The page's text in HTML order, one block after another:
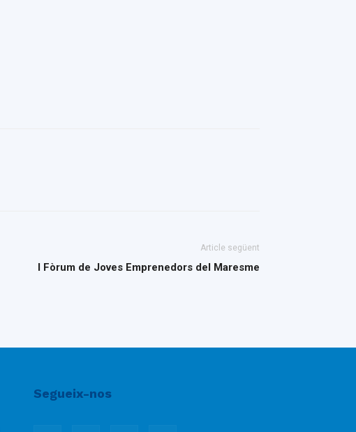
Article següent
I Fòrum de Joves Emprenedors del Maresme
Segueix-nos